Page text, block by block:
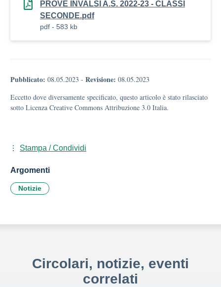
PROVE INVALSI A.S. 2022-23 - CLASSI
SECONDE.pdf
pdf - 583 kb
Pubblicato: 08.05.2023 - Revisione: 08.05.2023
Eccetto dove diversamente specificato, questo articolo è stato rilasciato
sotto Licenza Creative Commons Attribuzione 3.0 Italia.
Stampa / Condividi
Argomenti
Notizie
Circolari, notizie, eventi
correlati